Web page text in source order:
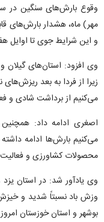
مهر) ماه، هشدار بارش‌های
و این شرایط جوی تا اوایل
وی افزود: استان‌های گیلان
زیرا از فردا به بعد
می‌کنیم از برداشت شادی و
اصغری ادامه داد:
می‌کنیم بارش‌ها ادامه
محصولات کشاورزی و
وی یادآور شد: در استان یزد
وزش باد نسبتاً شدید و
بوشهر و استان خوزستان